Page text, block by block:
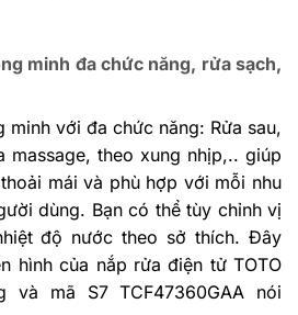
minh đa chức năng, rửa sạch,
với đa chức năng: Rửa sau,
theo xung nhịp,.. giúp
mái và phù hợp với mỗi nhu
dùng. Bạn có thể tùy chỉnh vị
độ nước theo sở thích. Đây
hình của nắp rửa điện tử TOTO
và mã S7 TCF47360GAA nói